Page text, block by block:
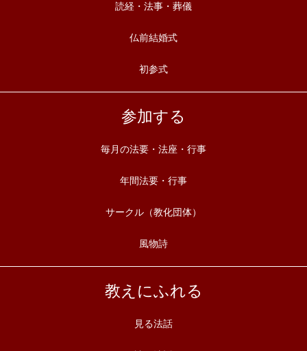
読経・法事・葬儀
仏前結婚式
初参式
参加する
毎月の法要・法座・行事
年間法要・行事
サークル（教化団体）
風物詩
教えにふれる
見る法話